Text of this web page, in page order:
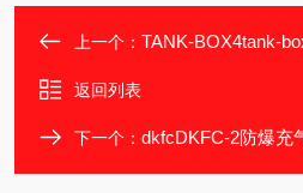
上一个： TANK-BOX4tank-
返回列表
下一个： dkfcDKFC-2防爆充